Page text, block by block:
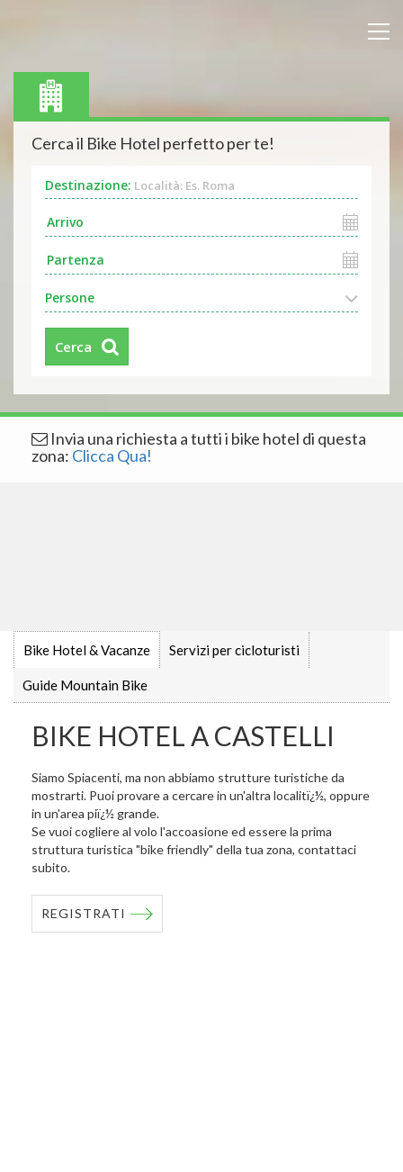
Cerca il Bike Hotel perfetto per te!
Destinazione: Località: Es. Roma
Persone
Cerca
Invia una richiesta a tutti i bike hotel di questa
zona: Clicca Qua!
Bike Hotel & Vacanze Servizi per cicloturisti
Guide Mountain Bike
BIKE HOTEL A CASTELLI
Siamo Spiacenti, ma non abbiamo strutture turistiche da
mostrarti. Puoi provare a cercare in un'altra localitï¿½, oppure
in un'area piï¿½ grande.
Se vuoi cogliere al volo l'accoasione ed essere la prima
struttura turistica "bike friendly" della tua zona, contattaci
subito.
REGISTRATI